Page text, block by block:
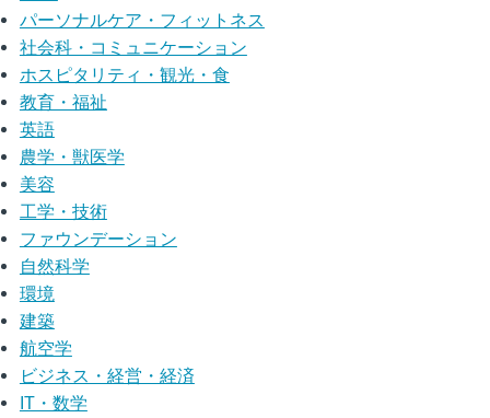
パーソナルケア・フィットネス
社会科・コミュニケーション
ホスピタリティ・観光・食
教育・福祉
英語
農学・獣医学
美容
工学・技術
ファウンデーション
自然科学
環境
建築
航空学
ビジネス・経営・経済
IT・数学